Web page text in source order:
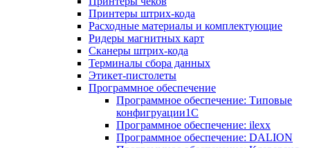
Принтеры штрих-кода
Расходные материалы и комплектующие
Ридеры магнитных карт
Сканеры штрих-кода
Терминалы сбора данных
Этикет-пистолеты
Программное обеспечение
Программное обеспечение: Типовые
конфигруации1С
Программное обеспечение: ilexx
Программное обеспечение: DALION